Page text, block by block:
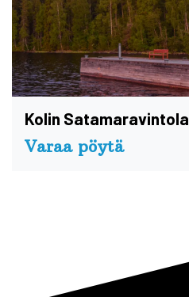
Kolin Satamaravintola
Varaa pöytä